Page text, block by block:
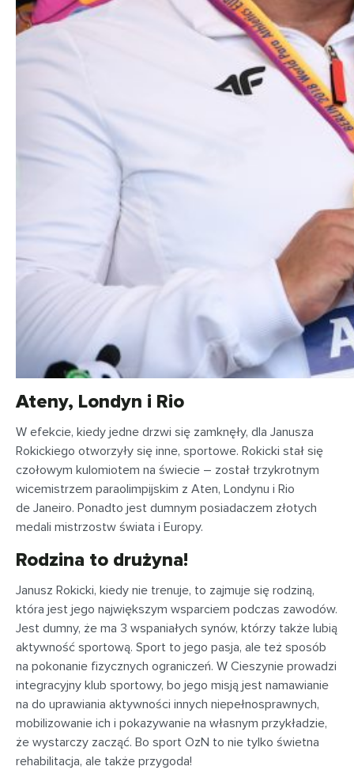
Ateny, Londyn i Rio
W efekcie, kiedy jedne drzwi się zamknęły, dla Janusza
Rokickiego otworzyły się inne, sportowe. Rokicki stał się
czołowym kulomiotem na świecie – został trzykrotnym
wicemistrzem paraolimpijskim z Aten, Londynu i Rio
de Janeiro. Ponadto jest dumnym posiadaczem złotych
medali mistrzostw świata i Europy.
Rodzina to drużyna!
Janusz Rokicki, kiedy nie trenuje, to zajmuje się rodziną,
która jest jego największym wsparciem podczas zawodów.
Jest dumny, że ma 3 wspaniałych synów, którzy także lubią
aktywność sportową. Sport to jego pasja, ale też sposób
na pokonanie fizycznych ograniczeń. W Cieszynie prowadzi
integracyjny klub sportowy, bo jego misją jest namawianie
na do uprawiania aktywności innych niepełnosprawnych,
mobilizowanie ich i pokazywanie na własnym przykładzie,
że wystarczy zacząć. Bo sport OzN to nie tylko świetna
rehabilitacja, ale także przygoda!